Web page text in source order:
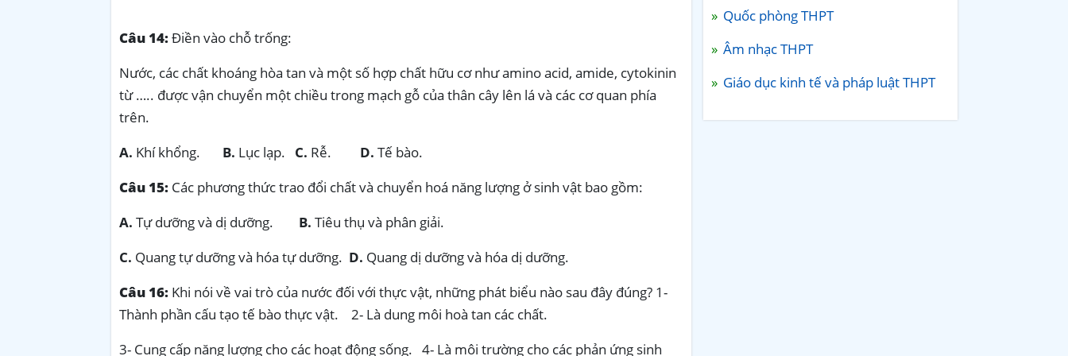
Câu 14:Điền vào chỗ trống:
Nước, các chất khoáng hòa tan và một số hợp chất hữu cơ như amino acid, amide, cytokinin
từ ….. được vận chuyển một chiều trong mạch gỗ của thân cây lên lá và các cơ quan phía
trên.
A. Khí khổng. B. Lục lạp. C. Rễ. D. Tế bào.
Câu 15: Các phương thức trao đổi chất và chuyển hoá năng lượng ở sinh vật bao gồm:
A. Tự dưỡng và dị dưỡng. B. Tiêu thụ và phân giải.
C. Quang tự dưỡng và hóa tự dưỡng. D. Quang dị dưỡng và hóa dị dưỡng.
Câu 16: Khi nói về vai trò của nước đối với thực vật, những phát biểu nào sau đây đúng? 1-
Thành phần cấu tạo tế bào thực vật. 2- Là dung môi hoà tan các chất.
3- Cung cấp năng lượng cho các hoạt động sống. 4- Là môi trường cho các phản ứng sinh
Quốc phòng THPT
Âm nhạc THPT
Giáo dục kinh tế và pháp luật THPT